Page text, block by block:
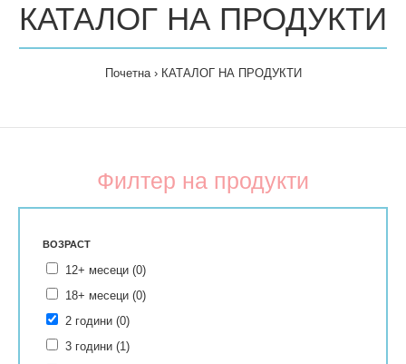
КАТАЛОГ НА ПРОДУКТИ
Почетна КАТАЛОГ НА ПРОДУКТИ
Филтер на продукти
ВОЗРАСТ
12+ месеци (0)
18+ месеци (0)
2 години (0)
3 години (1)